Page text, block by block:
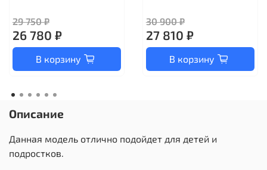
29 750 ₽
26 780 ₽
В корзину
30 900 ₽
27 810 ₽
В корзину
Описание
Данная модель отлично подойдет для детей и
подростков.